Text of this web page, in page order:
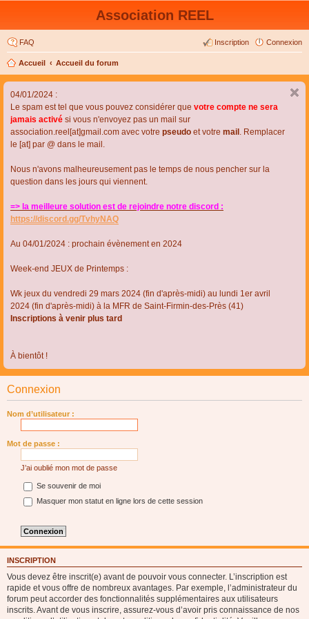
Association REEL
FAQ Connexion
Inscription
Accueil Accueil du forum
04/01/2024 :
Le spam est tel que vous pouvez considérer que votre compte ne sera
jamais activé si vous n'envoyez pas un mail sur
association.reel[at]gmail.com avec votre pseudo et votre mail . Remplacer
le [at] par @ dans le mail.
Nous n'avons malheureusement pas le temps de nous pencher sur la
question dans les jours qui viennent.
=> la meilleure solution est de rejoindre notre discord :
https://discord.gg/TvhyNAQ
Au 04/01/2024 : prochain évènement en 2024
Week-end JEUX de Printemps :
Wk jeux du vendredi 29 mars 2024 (fin d'après-midi) au lundi 1er avril
2024 (fin d'après-midi) à la MFR de Saint-Firmin-des-Près (41)
Inscriptions à venir plus tard
À bientôt !
Connexion
Nom d’utilisateur :
Mot de passe :
J’ai oublié mon mot de passe
Se souvenir de moi
Masquer mon statut en ligne lors de cette session
INSCRIPTION
Vous devez être inscrit(e) avant de pouvoir vous connecter. L’inscription est
rapide et vous offre de nombreux avantages. Par exemple, l’administrateur du
forum peut accorder des fonctionnalités supplémentaires aux utilisateurs
inscrits. Avant de vous inscrire, assurez-vous d’avoir pris connaissance de nos